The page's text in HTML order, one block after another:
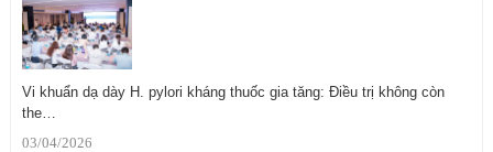
Vi khuẩn dạ dày H. pylori kháng thuốc gia tăng: Điều trị không còn
the…
03/04/2026